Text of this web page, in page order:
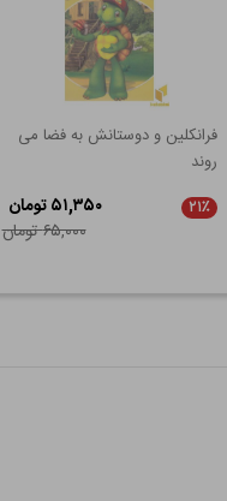
فرانکلین و دوستانش به فضا می
روند
۲۱٪
۵۱,۳۵۰ تومان
۶۵,۰۰۰ تومان